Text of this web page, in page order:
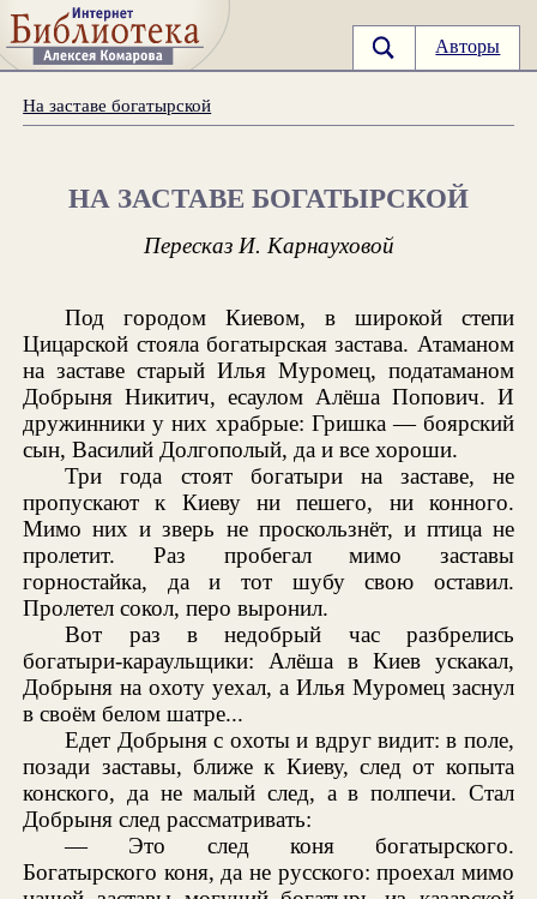
Авторы
На заставе богатырской
НА ЗАСТАВЕ БОГАТЫРСКОЙ
Пересказ И. Карнауховой
Под городом Киевом, в широкой степи
Цицарской стояла богатырская застава. Атаманом
на заставе старый Илья Муромец, податаманом
Добрыня Никитич, есаулом Алёша Попович. И
дружинники у них храбрые: Гришка — боярский
сын, Василий Долгополый, да и все хороши.
Три года стоят богатыри на заставе, не
пропускают к Киеву ни пешего, ни конного.
Мимо них и зверь не проскользнёт, и птица не
пролетит. Раз пробегал мимо заставы
горностайка, да и тот шубу свою оставил.
Пролетел сокол, перо выронил.
Вот раз в недобрый час разбрелись
богатыри-караульщики: Алёша в Киев ускакал,
Добрыня на охоту уехал, а Илья Муромец заснул
в своём белом шатре...
Едет Добрыня с охоты и вдруг видит: в поле,
позади заставы, ближе к Киеву, след от копыта
конского, да не малый след, а в полпечи. Стал
Добрыня след рассматривать:
— Это след коня богатырского.
Богатырского коня, да не русского: проехал мимо